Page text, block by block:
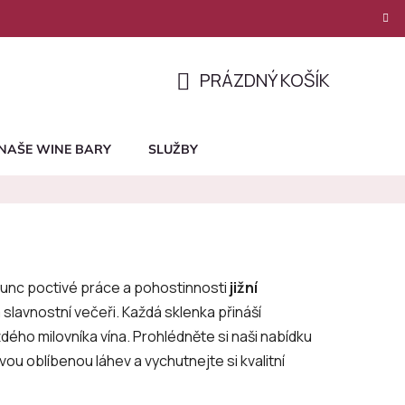
KOŠÍK
PRÁZDNÝ KOŠÍK
WINE BARY SLUŽBY
poctivé práce a pohostinnosti jižní
večeři. Každá sklenka přináší
milovníka vína. Prohlédněte si naši nabídku
oblíbenou láhev a vychutnejte si kvalitní